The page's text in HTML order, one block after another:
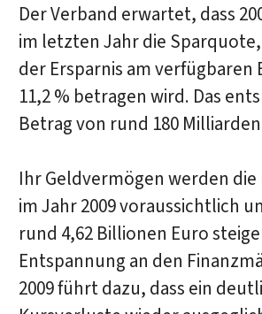
Der Verband erwartet, dass
im letzten Jahr die
der Ersparnis am verfügbaren
11,2 % betragen wird. Das
Betrag von rund 180
Ihr Geldvermögen werden
im Jahr 2009 voraussichtlich
rund 4,62 Billionen Euro
Entspannung an den
2009 führt dazu, dass ein